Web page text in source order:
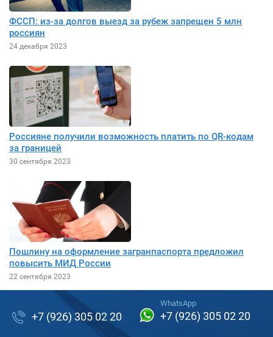
ФССП: из-за долгов выезд за рубеж запрещен 5 млн
россиян
24 декабря 2023
Россияне получили возможность платить по QR-кодам
за границей
30 сентября 2023
Пошлину на оформление загранпаспорта предложил
повысить МИД России
22 сентября 2023
+7 (926) 305 02 20
WhatsApp
+7 (926) 305 02 20